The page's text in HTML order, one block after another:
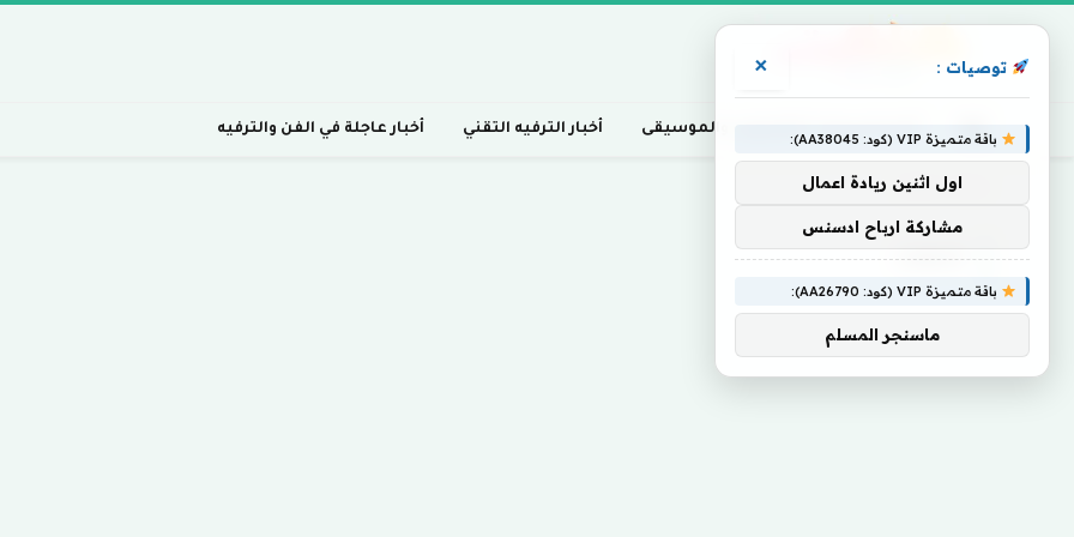
أخبار السينما، التلفزيون، والموسيقى أخبار الترفيه التقني أخبار عاجلة في الفن والترفيه
Home »Chest
CHEST
توصيات : ×
باقة متميزة VIP (كود: AA38045):
اول اثنين ريادة اعمال
مشاركة ارباح ادسنس
باقة متميزة VIP (كود: AA26790):
ماسنجر المسلم